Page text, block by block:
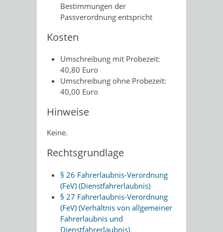
Bestimmungen der
Passverordnung entspricht
Kosten
Umschreibung mit Probezeit:
40,80 Euro
Umschreibung ohne Probezeit:
40,00 Euro
Hinweise
Keine.
Rechtsgrundlage
§ 26 Fahrerlaubnis-Verordnung
(FeV) (Dienstfahrerlaubnis)
§ 27 Fahrerlaubnis-Verordnung
(FeV) (Verhältnis von allgemeiner
Fahrerlaubnis und
Dienstfahrerlaubnis)